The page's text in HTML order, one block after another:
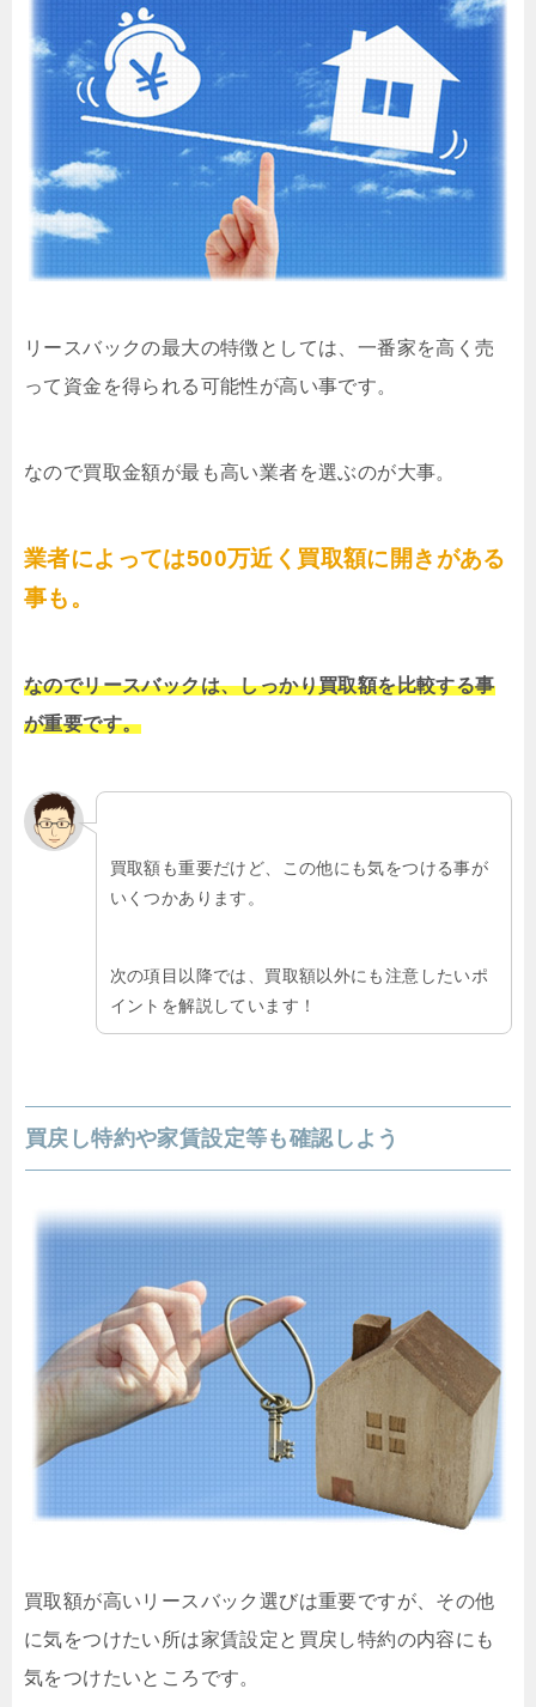
リースバックの最大の特徴としては、一番家を高く売
って資金を得られる可能性が高い事です。
なので買取金額が最も高い業者を選ぶのが大事。
業者によっては500万近く買取額に開きがある
事も。
なのでリースバックは、しっかり買取額を比較する事
が重要です。
買取額も重要だけど、この他にも気をつける事が
いくつかあります。
次の項目以降では、買取額以外にも注意したいポ
イントを解説しています！
買戻し特約や家賃設定等も確認しよう
買取額が高いリースバック選びは重要ですが、その他
に気をつけたい所は家賃設定と買戻し特約の内容にも
気をつけたいところです。